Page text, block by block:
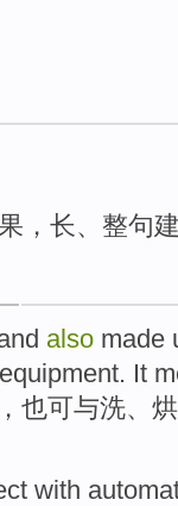
，长、整句
also made
equipment. It
也可与洗、 烘
with